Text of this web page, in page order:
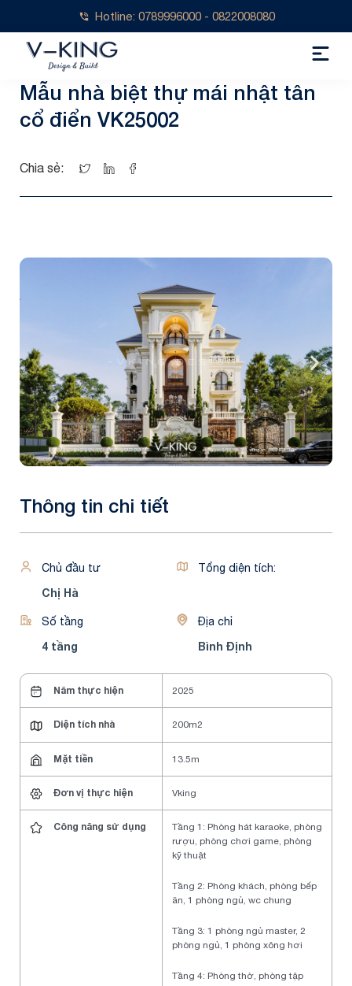
Hotline: 0789996000 - 0822008080
Mẫu nhà biệt thự mái nhật tân
cổ điển VK25002
Chia sẻ:
Thông tin chi tiết
Chủ đầu tư
Chị Hà
Tổng diện tích:
Số tầng
4 tầng
Địa chỉ
Bình Định
Năm thực hiện 2025
Diện tích nhà 200m2
Mặt tiền 13.5m
Đơn vị thực hiện Vking
Công năng sử dụng
Tầng 1: Phòng hát karaoke, phòng
rượu, phòng chơi game, phòng
kỹ thuật
Tầng 2: Phòng khách, phòng bếp
ăn, 1 phòng ngủ, wc chung
Tầng 3: 1 phòng ngủ master, 2
phòng ngủ, 1 phòng xông hơi
Tầng 4: Phòng thờ, phòng tập